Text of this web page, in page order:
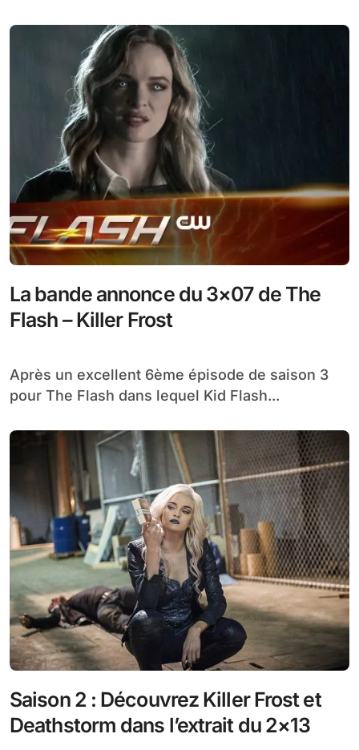
La bande annonce du 3×07 de The
Flash – Killer Frost
Après un excellent 6ème épisode de saison 3
pour The Flash dans lequel Kid Flash...
Saison 2 : Découvrez Killer Frost et
Deathstorm dans l’extrait du 2×13